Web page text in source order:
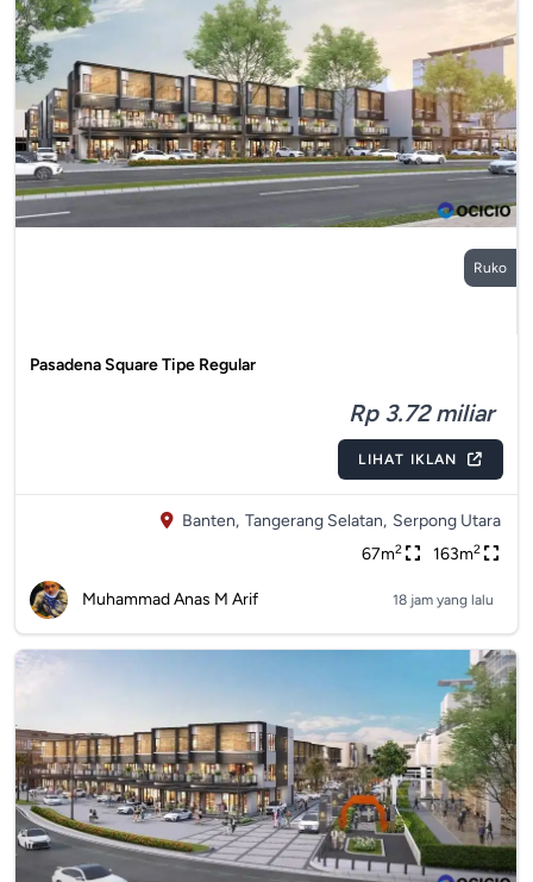
Ruko
Pasadena Square Tipe Regular
Rp 3.72 miliar
LIHAT IKLAN
Banten, Tangerang Selatan, Serpong Utara
67m2 163m2
Muhammad Anas M Arif 18 jam yang lalu